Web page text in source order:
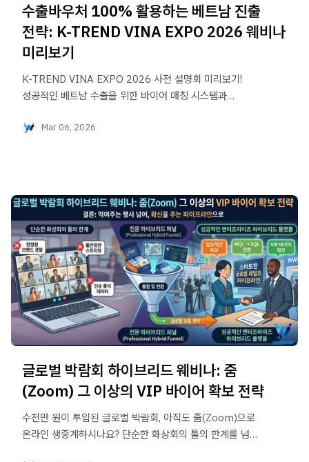
수출바우처 100% 활용하는 베트남 진출
전략: K-TREND VINA EXPO 2026 웨비나
미리보기
K-TREND VINA EXPO 2026 사전 설명회 미리보기!
성공적인 베트남 수출을 위한 바이어 매칭 시스템과
수출바우처 예산을 매출로 바꾸는 전략을 3월 12일
Mar 06, 2026
글로벌 박람회 하이브리드 웨비나: 줌
(Zoom) 그 이상의 VIP 바이어 확보 전략
수천만 원이 투입된 글로벌 박람회, 아직도 줌(Zoom)으로
온라인 생중계하시나요? 단순한 화상회의 툴의 한계를 넘어